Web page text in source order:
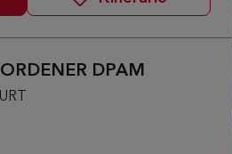
DPAM